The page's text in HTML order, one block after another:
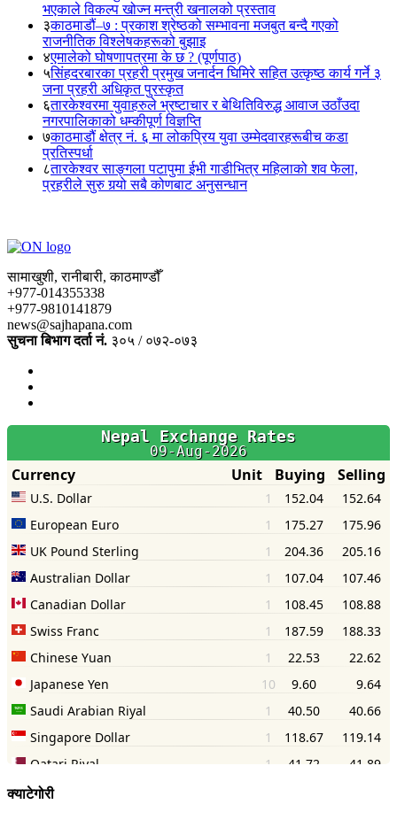
भएकाले विकल्प खोज्न मन्त्री खनालको प्रस्ताव
३काठमाडौं–७ : प्रकाश श्रेष्ठको सम्भावना मजबुत बन्दै गएको
राजनीतिक विश्लेषकहरूको बुझाइ
४एमालेको घोषणापत्रमा के छ ? (पूर्णपाठ)
५सिंहदरबारका प्रहरी प्रमुख जनार्दन घिमिरे सहित उत्कृष्ठ कार्य गर्ने ३
जना प्रहरी अधिकृत पुरस्कृत
६तारकेश्वरमा युवाहरुले भ्रष्टाचार र बेथितिविरुद्ध आवाज उठाँउदा
नगरपालिकाको धम्कीपूर्ण विज्ञप्ति
७काठमाडौं क्षेत्र नं. ६ मा लोकप्रिय युवा उम्मेदवारहरूबीच कडा
प्रतिस्पर्धा
८तारकेश्वर साङ्गला पटापुमा ईभी गाडीभित्र महिलाको शव फेला,
प्रहरीले सुरु गर्‍यो सबै कोणबाट अनुसन्धान
सामाखुशी, रानीबारी, काठमाण्डौँ
+977-014355338
+977-9810141879
news@sajhapana.com
सुचना बिभाग दर्ता नं. ३०५ / ०७२-०७३
क्याटेगोरी